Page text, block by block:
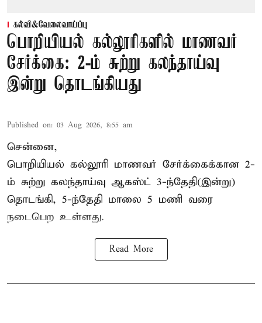
கல்வி&வேலைவாய்ப்பு
பொறியியல் கல்லூரிகளில் மாணவர்
சேர்க்கை: 2-ம் சுற்று கலந்தாய்வு
இன்று தொடங்கியது
Published on: 03 Aug 2026, 8:55 am
சென்னை,
பொறியியல் கல்லூரி மாணவர் சேர்க்கைக்கான 2-
ம் சுற்று கலந்தாய்வு ஆகஸ்ட் 3-ந்தேதி(இன்று)
தொடங்கி, 5-ந்தேதி மாலை 5 மணி வரை
நடைபெற உள்ளது.
Read More